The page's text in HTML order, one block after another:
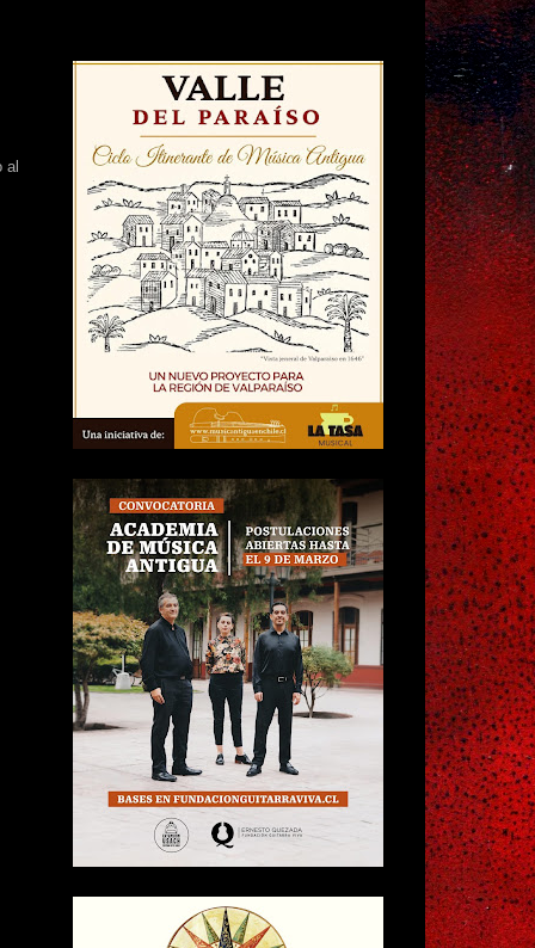
al